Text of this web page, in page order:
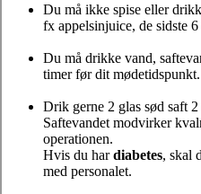
Du må ikke spise eller
fx appelsinjuice, de sidste
Du må drikke vand,
timer før dit mødetidspunkt.
Drik gerne 2 glas sød saft
Saftevandet modvirker
operationen.
Hvis du hardiabetes, skal
med personalet.